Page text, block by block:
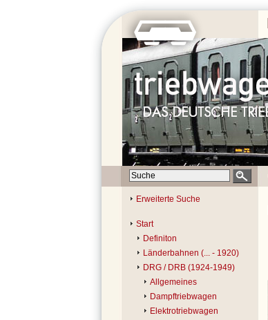
Erweiterte Suche
Start
Definiton
Länderbahnen (... - 1920)
DRG / DRB (1924-1949)
Allgemeines
Dampftriebwagen
Elektrotriebwagen